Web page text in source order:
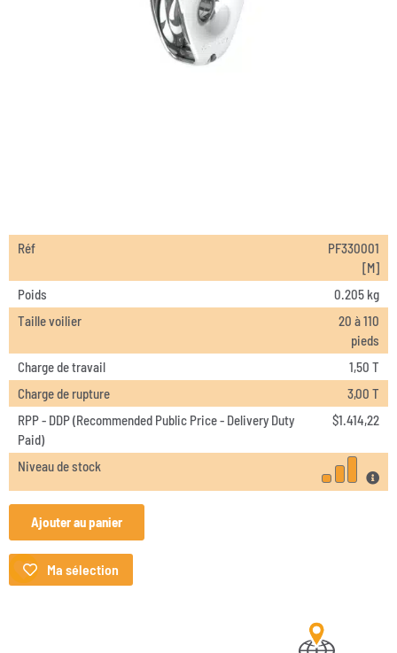
Réf
PF330001
[M]
Poids
0.205 kg
Taille voilier
20 à 110
pieds
Charge de travail
1,50 T
Charge de rupture
3,00 T
RPP - DDP (Recommended Public Price - Delivery Duty
Paid)
$1.414,22
Niveau de stock
Ajouter au panier
Ma sélection